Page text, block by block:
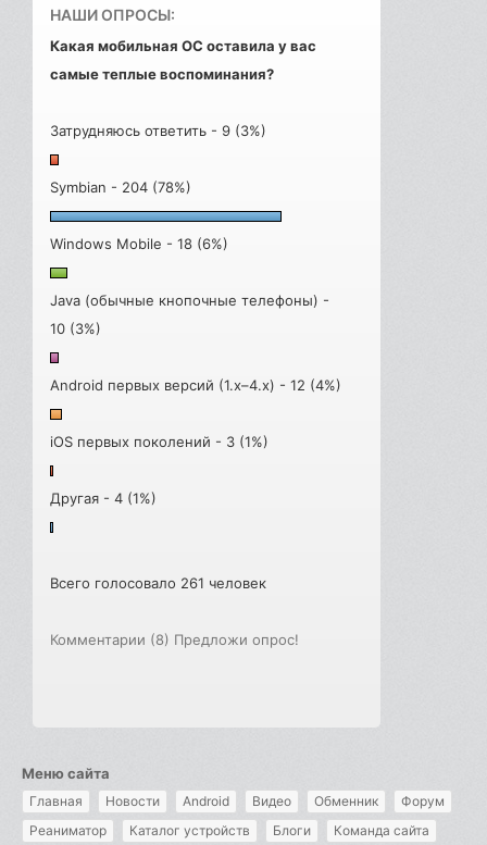
НАШИ ОПРОСЫ:
Какая мобильная ОС оставила у вас
самые теплые воспоминания?
Затрудняюсь ответить - 9 (3%)
Symbian - 204 (78%)
Windows Mobile - 18 (6%)
Java (обычные кнопочные телефоны) -
10 (3%)
Android первых версий (1.x–4.x) - 12 (4%)
iOS первых поколений - 3 (1%)
Другая - 4 (1%)
Всего голосовало 261 человек
Комментарии (8) Предложи опрос!
Меню сайта
Главная Новости Android Видео Обменник
Форум
Реаниматор
Каталог устройств Блоги Команда сайта